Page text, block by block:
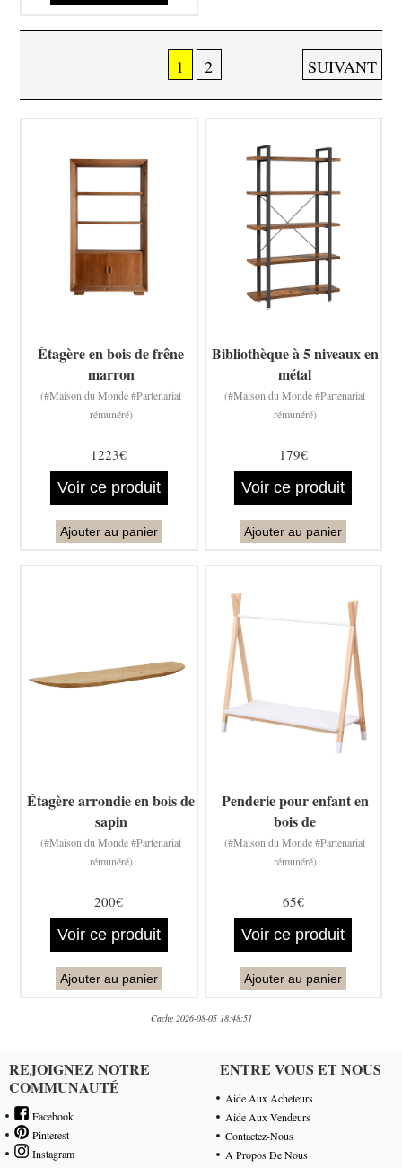
1 2 SUIVANT
Étagère en bois de frêne
marron
(#Maison du Monde #Partenariat
rémunéré)
1223€
Voir ce produit
Ajouter au panier
Bibliothèque à 5 niveaux en
métal
(#Maison du Monde #Partenariat
rémunéré)
179€
Voir ce produit
Ajouter au panier
Étagère arrondie en bois de
sapin
(#Maison du Monde #Partenariat
rémunéré)
200€
Voir ce produit
Ajouter au panier
Penderie pour enfant en
bois de
(#Maison du Monde #Partenariat
rémunéré)
65€
Voir ce produit
Ajouter au panier
Cache 2026-08-05 18:48:51
REJOIGNEZ NOTRE
COMMUNAUTÉ
Facebook
Pinterest
Instagram
ENTRE VOUS ET NOUS
Aide Aux Acheteurs
Aide Aux Vendeurs
Contactez-Nous
A Propos De Nous